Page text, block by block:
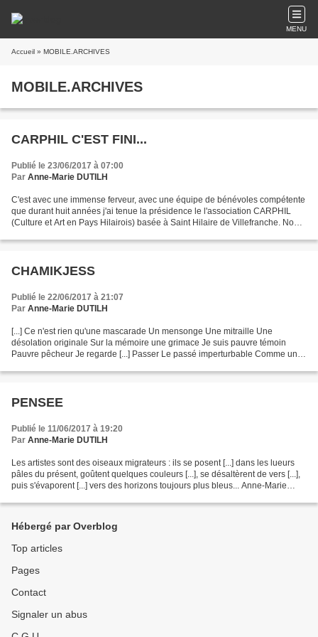
MENU
Accueil » MOBILE.ARCHIVES
MOBILE.ARCHIVES
CARPHIL C'EST FINI...
Publié le 23/06/2017 à 07:00
Par Anne-Marie DUTILH
C'est avec une immense ferveur, avec une équipe de bénévoles compétente
que durant huit années j'ai tenue la présidence le l'association CARPHIL
(Culture et Art en Pays Hilairois) basée à Saint Hilaire de Villefranche. Nous
CHAMIKJESS
Publié le 22/06/2017 à 21:07
Par Anne-Marie DUTILH
[...] Ce n'est rien qu'une mascarade Un mensonge Une mitraille Une
désolation originale Sur la mémoire une grimace Je suis pauvre témoin
Pauvre pêcheur Je regarde [...] Passer Le passé imperturbable Comme une
PENSEE
Publié le 11/06/2017 à 19:20
Par Anne-Marie DUTILH
Les artistes sont des oiseaux migrateurs : ils se posent [...] dans les lueurs
pâles du présent, goûtent quelques couleurs [...], se désaltèrent de vers [...],
puis s'évaporent [...] vers des horizons toujours plus bleus... Anne-Marie
Hébergé par Overblog
Top articles
Pages
Contact
Signaler un abus